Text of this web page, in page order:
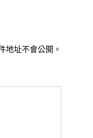
地址不會公開。